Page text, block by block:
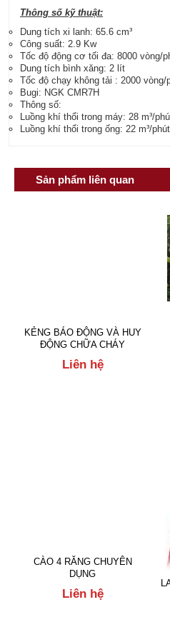
Thông số kỹ thuật:
Dung tích xi lanh: 65.6 cm³
Công suất: 2.9 Kw
Tốc độ động cơ tối đa: 8000 vòng/
Dung tích bình xăng: 2 lít
Tốc độ chạy không tải : 2000 vòng/
Bugi: NGK CMR7H
Thông số:
Luồng khí thổi trong máy: 28 m³/
Luồng khí thổi trong ống: 22 m³/phút
Sản phẩm liên quan
KẺNG BÁO ĐỘNG VÀ HUY
ĐỘNG CHỮA CHÁY
Liên hệ
CÀO 4 RĂNG CHUYÊN
DỤNG
Liên hệ